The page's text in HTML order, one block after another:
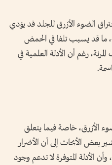
الضوء الأزرق للجلد قد يؤدي
ما قد يسبب تلفا في الحمض
رغم أن الأدلة العلمية في
الأزرق، خاصة فيما يتعلق
بعض الأبحاث إلى أن الأضرار
الأدلة المتوفرة لا تدعم وجود